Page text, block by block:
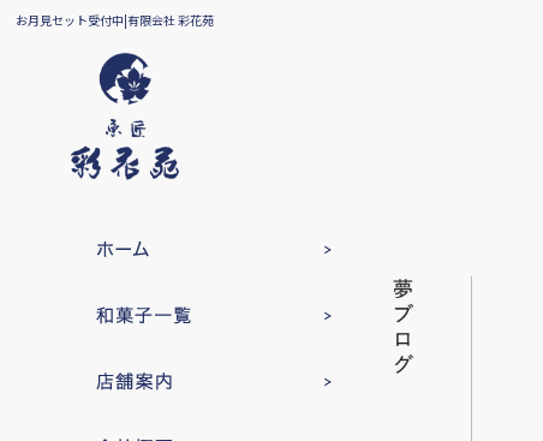
お月見セット受付中|有限会社 彩花苑